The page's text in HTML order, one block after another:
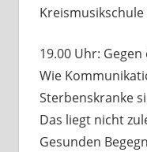
19.00 Uhr:
Wie
Sterbenskranke
Das liegt nicht
Gesunden